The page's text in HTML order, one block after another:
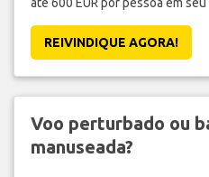
REIVINDIQUE AGORA!
Voo perturbado ou
manuseada?